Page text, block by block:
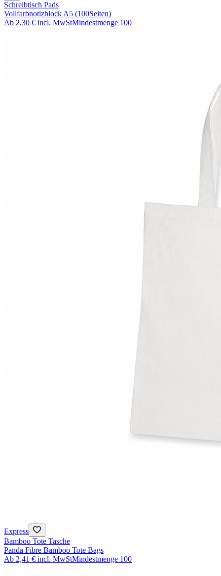
Schreibtisch Pads
Vollfarbnotizblock A5 (100Seiten)
Ab 2,30 € incl. MwStMindestmenge 100
Express
Bamboo Tote Tasche
Panda Fibre Bamboo Tote Bags
Ab 2,41 € incl. MwStMindestmenge 100